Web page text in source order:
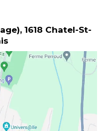
1618 Chatel-St-